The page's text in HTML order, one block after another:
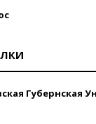
Губернская